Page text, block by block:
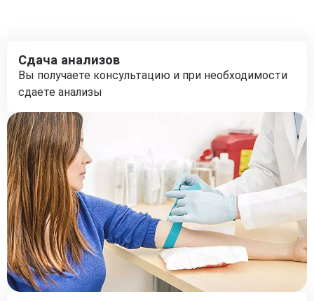
Сдача анализов
Вы получаете консультацию и при необходимости
сдаете анализы